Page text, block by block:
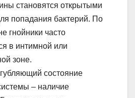
становятся открытыми
попадания бактерий. По
гнойники часто
в интимной или
зоне.
состояние
– наличие